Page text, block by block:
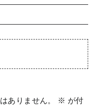
ありません。 ※ が付